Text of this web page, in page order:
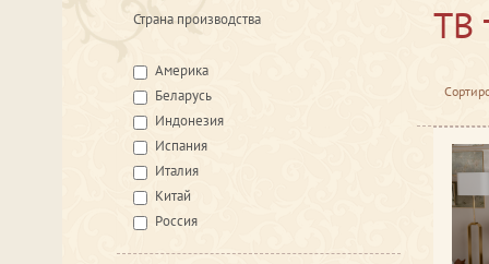
Страна производства
Америка
Беларусь
Индонезия
Испания
Италия
Китай
Россия
ТВ